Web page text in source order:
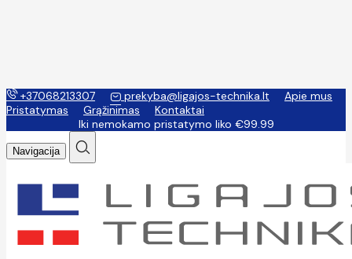
+37068213307 prekyba@ligajos-technika.lt
Apie mus
Pristatymas
Grąžinimas
Kontaktai
Iki nemokamo pristatymo liko €99.99
Navigacija